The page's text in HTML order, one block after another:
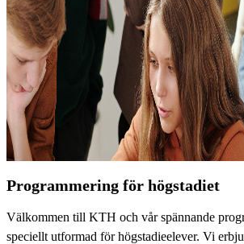
Programmering för högstadiet
Välkommen till KTH och vår spännande
speciellt utformad för högstadieelever. Vi